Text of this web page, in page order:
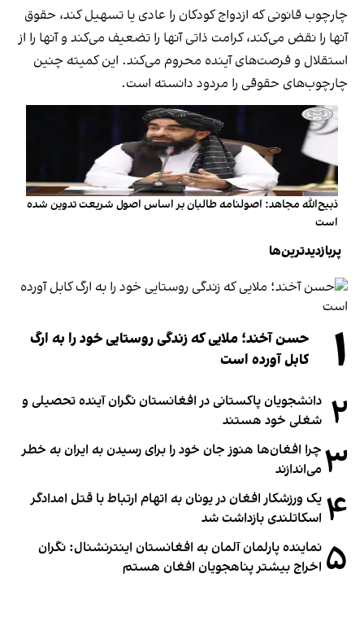
چارچوب قانونی که ازدواج کودکان را عادی یا تسهیل کند، حقوق
آنها را نقض می‌کند، کرامت ذاتی آنها را تضعیف می‌کند و آنها را از
استقلال و فرصت‌های آینده‌ محروم می‌کند. این کمیته چنین
چارچوب‌های حقوقی را مردود دانسته است.
ذبیح‌الله مجاهد: اصولنامه طالبان بر اساس اصول شریعت تدوین شده
است
پربازدیدترین‌ها
۱
حسن آخند؛ ملایی که زندگی روستایی خود را به ارگ
کابل آورده است
۲ دانشجویان پاکستانی در افغانستان نگران آینده تحصیلی و
شغلی خود هستند
۳ چرا افغان‌ها هنوز جان خود را برای رسیدن به ایران به خطر
می‌اندازند
۴ یک ورزشکار افغان در یونان به اتهام ارتباط با قتل امدادگر
اسکاتلندی بازداشت شد
۵ نماینده پارلمان آلمان به افغانستان اینترنشنال: نگران
اخراج بیشتر پناهجویان افغان هستم